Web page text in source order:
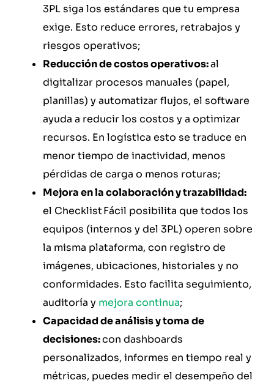
3PL siga los estándares que tu empresa
exige. Esto reduce errores, retrabajos y
riesgos operativos;
Reducción de costos operativos:al
digitalizar procesos manuales (papel,
planillas) y automatizar flujos, el software
ayuda a reducir los costos y a optimizar
recursos. En logística esto se traduce en
menor tiempo de inactividad, menos
pérdidas de carga o menos roturas;
Mejora en la colaboración y trazabilidad:
el Checklist Fácil posibilita que todos los
equipos (internos y del 3PL) operen sobre
la misma plataforma, con registro de
imágenes, ubicaciones, historiales y no
conformidades. Esto facilita seguimiento,
auditoría y mejora continua;
Capacidad de análisis y toma de
decisiones:con dashboards
personalizados, informes en tiempo real y
métricas, puedes medir el desempeño del